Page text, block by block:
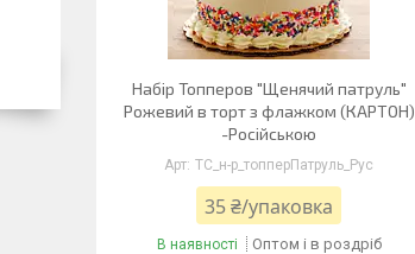
Набір Топперов "Щенячий патруль"
Рожевий в торт з флажком (КАРТОН)
-Російською
ТС_н-р_топперПатруль_Рус
35 ₴/упаковка
В наявності Оптом і в роздріб